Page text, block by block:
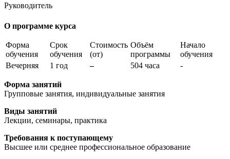
Руководитель
О программе курса
Форма
обучения
Срок
обучения
Стоимость
(от)
Объём
программы
Начало
обучения
Вечерняя
1 год – 504 часа -
Форма занятий
Групповые занятия, индивидуальные занятия
Виды занятий
Лекции, семинары, практика
Требования к поступающему
Высшее или среднее профессиональное образование